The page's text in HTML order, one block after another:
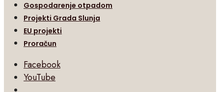
Gospodarenje otpadom
Projekti Grada Slunja
EU projekti
Proračun
Facebook
YouTube